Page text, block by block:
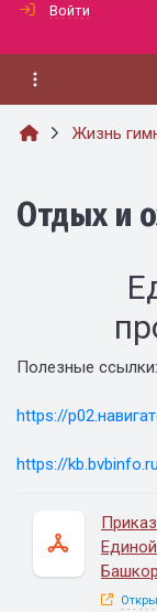
Войти
Жизнь
Отдых и
Полезные ссылки:
https://
https://